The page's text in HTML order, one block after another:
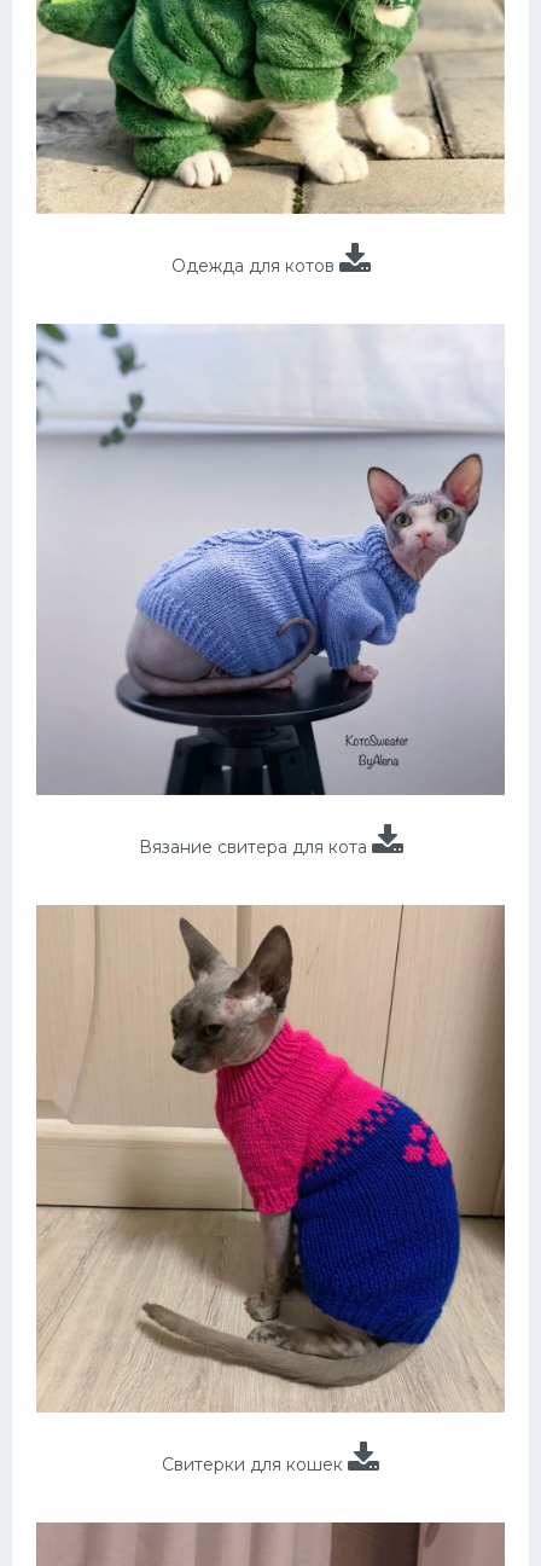
Одежда для котов
Вязание свитера для кота
Свитерки для кошек